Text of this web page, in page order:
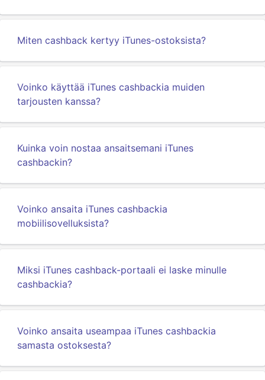
Miten cashback kertyy iTunes-ostoksista?
Voinko käyttää iTunes cashbackia muiden
tarjousten kanssa?
Kuinka voin nostaa ansaitsemani iTunes
cashbackin?
Voinko ansaita iTunes cashbackia
mobiilisovelluksista?
Miksi iTunes cashback-portaali ei laske minulle
cashbackia?
Voinko ansaita useampaa iTunes cashbackia
samasta ostoksesta?